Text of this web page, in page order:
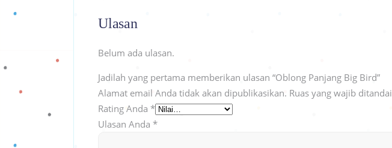
Ulasan
Belum ada ulasan.
Jadilah yang pertama memberikan ulasan “Oblong Panjang Big Bird”
Alamat email Anda tidak akan dipublikasikan. Ruas yang wajib ditandai
Rating Anda *
Ulasan Anda *